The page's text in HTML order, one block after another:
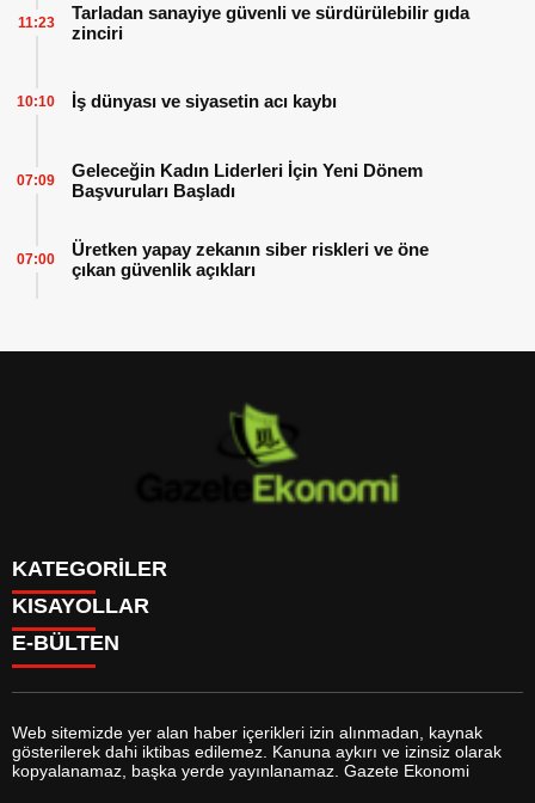
Tarladan sanayiye güvenli ve sürdürülebilir gıda
zinciri
11:23
İş dünyası ve siyasetin acı kaybı
10:10
Geleceğin Kadın Liderleri İçin Yeni Dönem
Başvuruları Başladı
07:09
Üretken yapay zekanın siber riskleri ve öne
çıkan güvenlik açıkları
07:00
KATEGORİLER
GÜNDEM
DÜNYA
SİYASET
MAGAZİN
SAĞLIK
EĞİTİM
YAŞAM
KISAYOLLAR
BURÇLAR
FİKSTÜR
FİRMA EKLE
FİRMA REHBERİ
E-BÜLTEN
gazeteekonomi.com e-bültenine abone olarak, tarafınıza haber,
duyuru ve kampanya içerikli e-postaların gönderilmesini kabul etmiş
Web sitemizde yer alan haber içerikleri izin alınmadan, kaynak
gösterilerek dahi iktibas edilemez. Kanuna aykırı ve izinsiz olarak
kopyalanamaz, başka yerde yayınlanamaz. Gazete Ekonomi